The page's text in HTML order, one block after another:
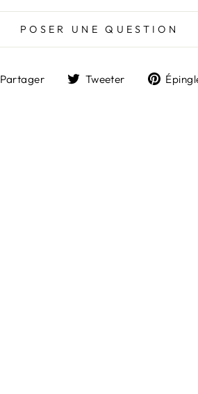
POSER UNE QUESTION
Partager
Partager
Tweeter
Tweeter